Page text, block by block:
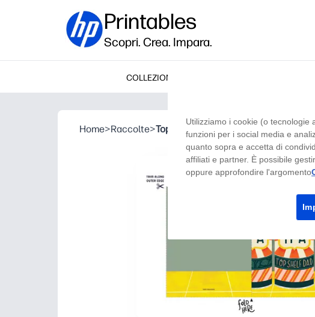
Printables
Scopri. Crea. Impara.
COLLEZIONI
Home>Raccolte>Top Shelf Papà
Utilizziamo i cookie (o tecnologie
funzioni per i social media e
quanto sopra e accetta di
affiliati e partner. È possibile
oppure approfondire l'argomento